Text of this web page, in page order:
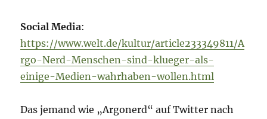
Social Media:
https://www.welt.de/kultur/article233349811/A
rgo-Nerd-Menschen-sind-klueger-als-
einige-Medien-wahrhaben-wollen.html
Das jemand wie „Argonerd“ auf Twitter nach